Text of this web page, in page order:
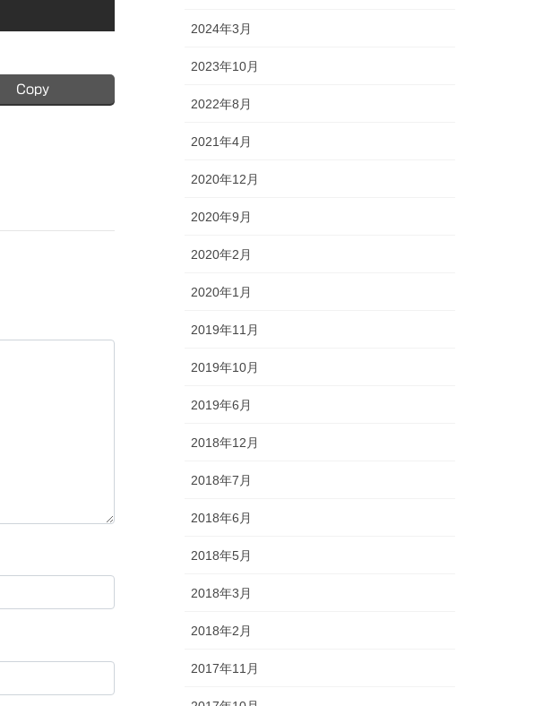
Copy
2024年3月
2023年10月
2022年8月
2021年4月
2020年12月
2020年9月
2020年2月
2020年1月
2019年11月
2019年10月
2019年6月
2018年12月
2018年7月
2018年6月
2018年5月
2018年3月
2018年2月
2017年11月